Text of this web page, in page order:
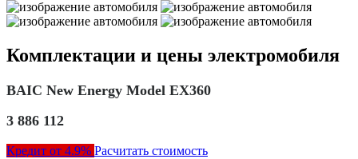
Комплектации и цены электромобиля
BAIC New Energy Model EX360
3 886 112
Кредит от 4.9% Расчитать стоимость